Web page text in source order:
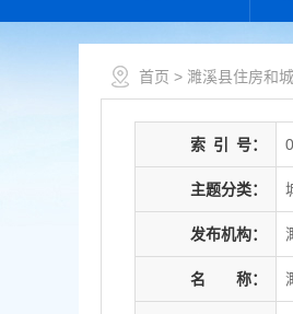
首页 > 濉溪县住房和
索 引 号：
主题分类：
发布机构：
名 称：